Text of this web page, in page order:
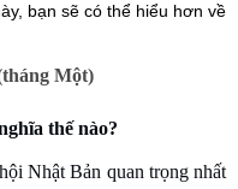
bạn sẽ có thể hiểu hơn về
Một)
thế nào?
Nhật Bản quan trọng nhất